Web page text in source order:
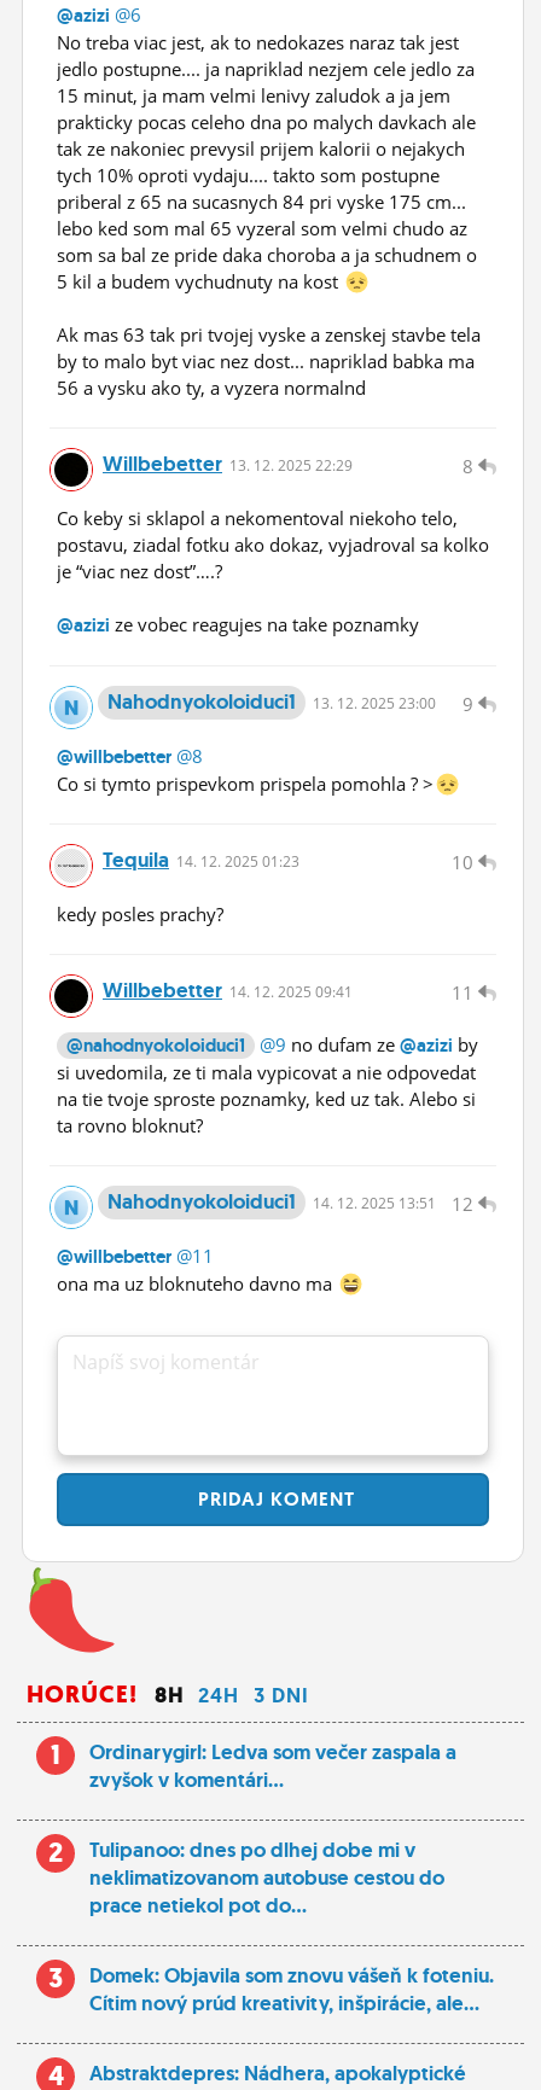
@azizi @6
No treba viac jest, ak to nedokazes naraz tak jest
jedlo postupne.... ja napriklad nezjem cele jedlo za
15 minut, ja mam velmi lenivy zaludok a ja jem
prakticky pocas celeho dna po malych davkach ale
tak ze nakoniec prevysil prijem kalorii o nejakych
tych 10% oproti vydaju.... takto som postupne
priberal z 65 na sucasnych 84 pri vyske 175 cm...
lebo ked som mal 65 vyzeral som velmi chudo az
som sa bal ze pride daka choroba a ja schudnem o
5 kil a budem vychudnuty na kost
Ak mas 63 tak pri tvojej vyske a zenskej stavbe tela
by to malo byt viac nez dost... napriklad babka ma
56 a vysku ako ty, a vyzera normalnd
8
Willbebetter 13. 12. 2025 22:29
Co keby si sklapol a nekomentoval niekoho telo,
postavu, ziadal fotku ako dokaz, vyjadroval sa kolko
je “viac nez dost”….?
@azizi ze vobec reagujes na take poznamky
9
Nahodnyokoloiduci1 13. 12. 2025 23:00
@willbebetter @8
Co si tymto prispevkom prispela pomohla ? >
10
Tequila 14. 12. 2025 01:23
kedy posles prachy?
11
Willbebetter 14. 12. 2025 09:41
@nahodnyokoloiduci1 @9 no dufam ze @azizi by
si uvedomila, ze ti mala vypicovat a nie odpovedat
na tie tvoje sproste poznamky, ked uz tak. Alebo si
ta rovno bloknut?
12
Nahodnyokoloiduci1 14. 12. 2025 13:51
@willbebetter @11
ona ma uz bloknuteho davno ma
Napíš svoj komentár
PRIDAJ KOMENT
HORÚCE! 8H 24H 3 DNI
1
Ordinarygirl: Ledva som večer zaspala a
zvyšok v komentári...
2
Tulipanoo: dnes po dlhej dobe mi v
neklimatizovanom autobuse cestou do
prace netiekol pot do...
3
Domek: Objavila som znovu vášeň k foteniu.
Cítim nový prúd kreativity, inšpirácie, ale...
4
Abstraktdepres: Nádhera, apokalyptické